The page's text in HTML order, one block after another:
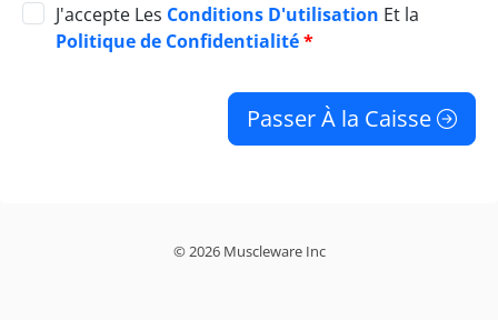
J'accepte Les Conditions D'utilisation Et la
Politique de Confidentialité*
Passer À la Caisse
© 2026 Muscleware Inc